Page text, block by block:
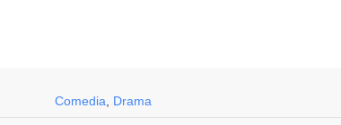
Comedia Drama